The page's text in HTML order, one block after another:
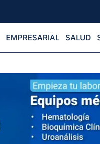
EMPRESARIAL SALUD